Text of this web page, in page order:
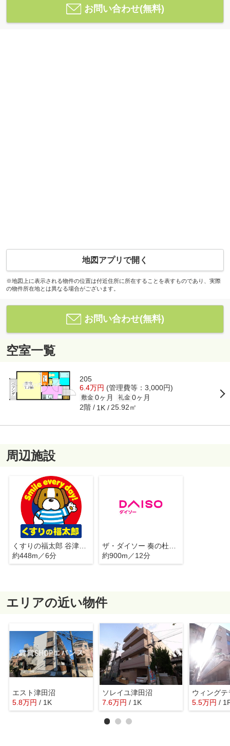
お問い合わせ(無料)
地図アプリで開く
※地図上に表示される物件の位置は付近住所に所在することを表すものであり、実際
の物件所在地とは異なる場合がございます。
お問い合わせ(無料)
空室一覧
205
6.4万円 (管理費等：3,000円)
敷金 0ヶ月 礼金 0ヶ月
2階 1K 25.92㎡
周辺施設
くすりの福太郎 谷津駅前店
約448m／6分
約900m／12分
エリアの近い物件
エスト津田沼
5.8万円 / 1K
ソレイユ津田沼
7.6万円 / 1K
ウィングテ
5.5万円 /